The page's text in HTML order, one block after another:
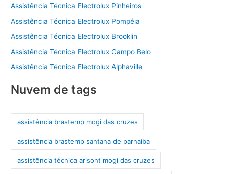
Assistência Técnica Electrolux Pinheiros
Assistência Técnica Electrolux Pompéia
Assistência Técnica Electrolux Brooklin
Assistência Técnica Electrolux Campo Belo
Assistência Técnica Electrolux Alphaville
Nuvem de tags
assistência brastemp mogi das cruzes
assistência brastemp santana de parnaíba
assistência técnica arisont mogi das cruzes